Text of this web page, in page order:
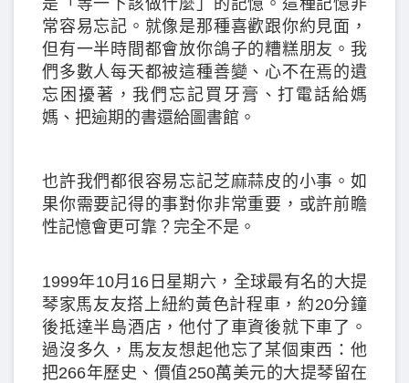
常容易忘記。就像是那種喜歡跟你約見面，
但有一半時間都會放你鴿子的糟糕朋友。我
們多數人每天都被這種善變、心不在焉的遺
忘困擾著，我們忘記買牙膏、打電話給媽
媽、把逾期的書還給圖書館。
也許我們都很容易忘記芝麻蒜皮的小事。如
果你需要記得的事對你非常重要，或許前瞻
性記憶會更可靠？完全不是。
1999年10月16日星期六，全球最有名的大提
琴家馬友友搭上紐約黃色計程車，約20分鐘
後抵達半島酒店，他付了車資後就下車了。
過沒多久，馬友友想起他忘了某個東西：他
把266年歷史、價值250萬美元的大提琴留在